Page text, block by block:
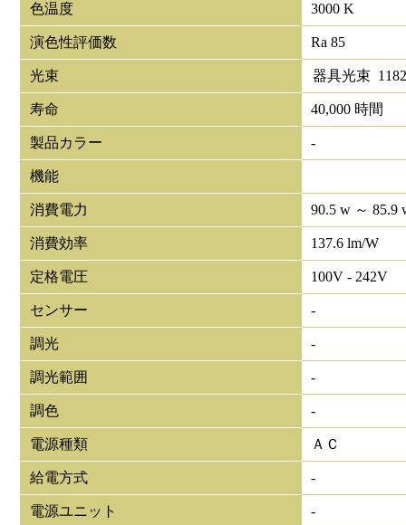
色温度 3000 K
演色性評価数 Ra 85
光束 器具光束
寿命 40,000 時間
製品カラー -
機能
消費電力 90.5 w ～ 85.9
消費効率 137.6 lm/W
定格電圧 100V - 242V
センサー -
調光 -
調光範囲 -
調色 -
電源種類 ＡＣ
給電方式 -
電源ユニット -